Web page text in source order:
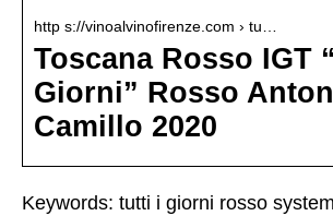
http s://vinoalvinofirenze.com › tu…
Toscana Rosso IGT
Giorni” Rosso
Camillo 2020
Keywords: tutti i giorni rosso